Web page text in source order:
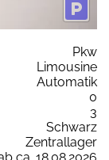
Pkw
Limousine
Automatik
0
3
Schwarz
Zentrallager